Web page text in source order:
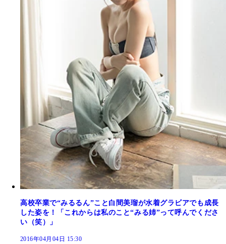
高校卒業で“みるるん”こと白間美瑠が水着グラビアでも成長
した姿を！「これからは私のこと“みる姉”って呼んでくださ
い（笑）」
2016年04月04日 15:30